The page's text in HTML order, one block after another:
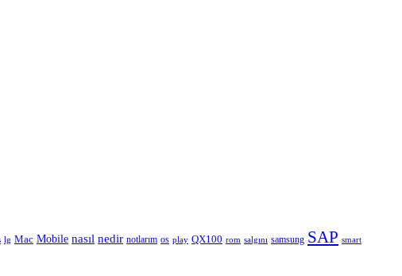
lg Mac Mobile nasıl nedir notlarım os play QX100 rom salgını samsung SAP smart